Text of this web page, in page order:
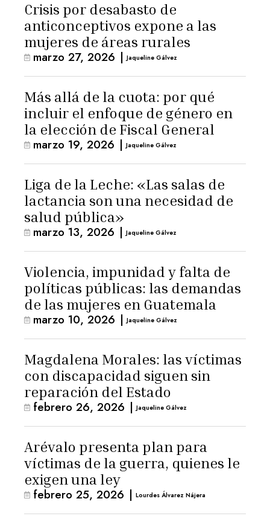
Crisis por desabasto de
anticonceptivos expone a las
mujeres de áreas rurales
marzo 27, 2026 | Jaqueline Gálvez
Más allá de la cuota: por qué
incluir el enfoque de género en
la elección de Fiscal General
marzo 19, 2026 | Jaqueline Gálvez
Liga de la Leche: «Las salas de
lactancia son una necesidad de
salud pública»
marzo 13, 2026 | Jaqueline Gálvez
Violencia, impunidad y falta de
políticas públicas: las demandas
de las mujeres en Guatemala
marzo 10, 2026 | Jaqueline Gálvez
Magdalena Morales: las víctimas
con discapacidad siguen sin
reparación del Estado
febrero 26, 2026 | Jaqueline Gálvez
Arévalo presenta plan para
víctimas de la guerra, quienes le
exigen una ley
febrero 25, 2026 | Lourdes Álvarez Nájera